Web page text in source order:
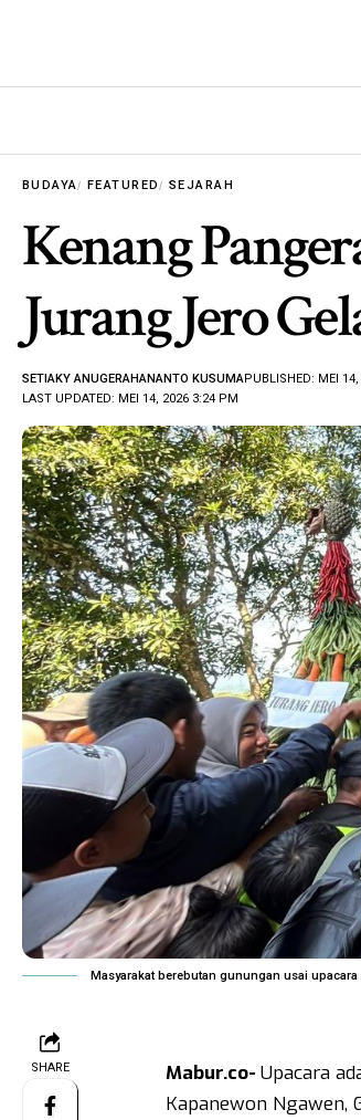
BUDAYA FEATURED SEJARAH
Kenang
Jurang Jero
LAST UPDATED: MEI 14, 2026 3:24 PM
SETIAKY ANUGERAHANANTO KUSUMAPUBLISHED: MEI
Masyarakat berebutan gunungan usai
SHARE Mabur.co- Upacara
Kapanewon Ngawen,